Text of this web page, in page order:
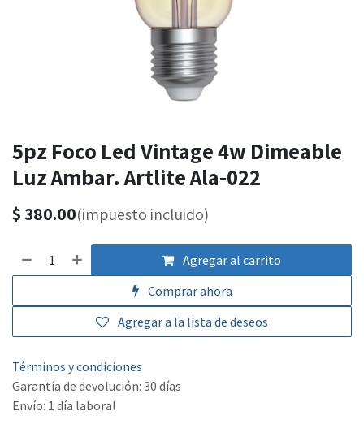
5pz Foco Led Vintage 4w Dimeable
Luz Ambar. Artlite Ala-022
$380.00(impuesto incluido)
Agregar al carrito
Comprar ahora
Agregar a la lista de deseos
Términos y condiciones
Garantía de devolución: 30 días
Envío: 1 día laboral